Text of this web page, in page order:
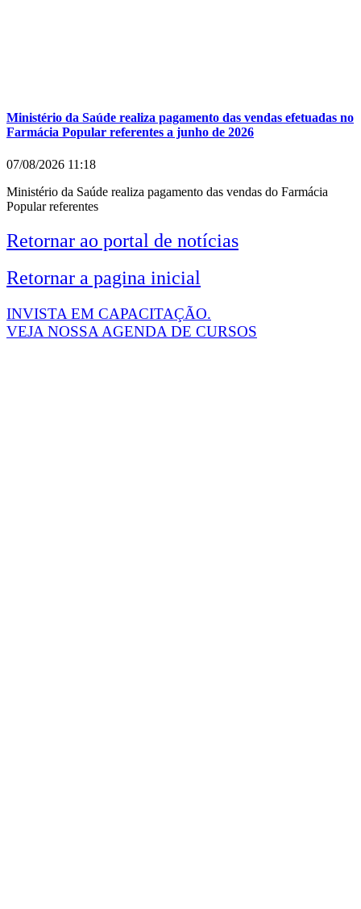
Ministério da Saúde realiza pagamento das vendas efetuadas no
Farmácia Popular referentes a junho de 2026
07/08/2026 11:18
Ministério da Saúde realiza pagamento das vendas do Farmácia
Popular referentes
Retornar ao portal de notícias
Retornar a pagina inicial
INVISTA EM CAPACITAÇÃO.
VEJA NOSSA AGENDA DE CURSOS